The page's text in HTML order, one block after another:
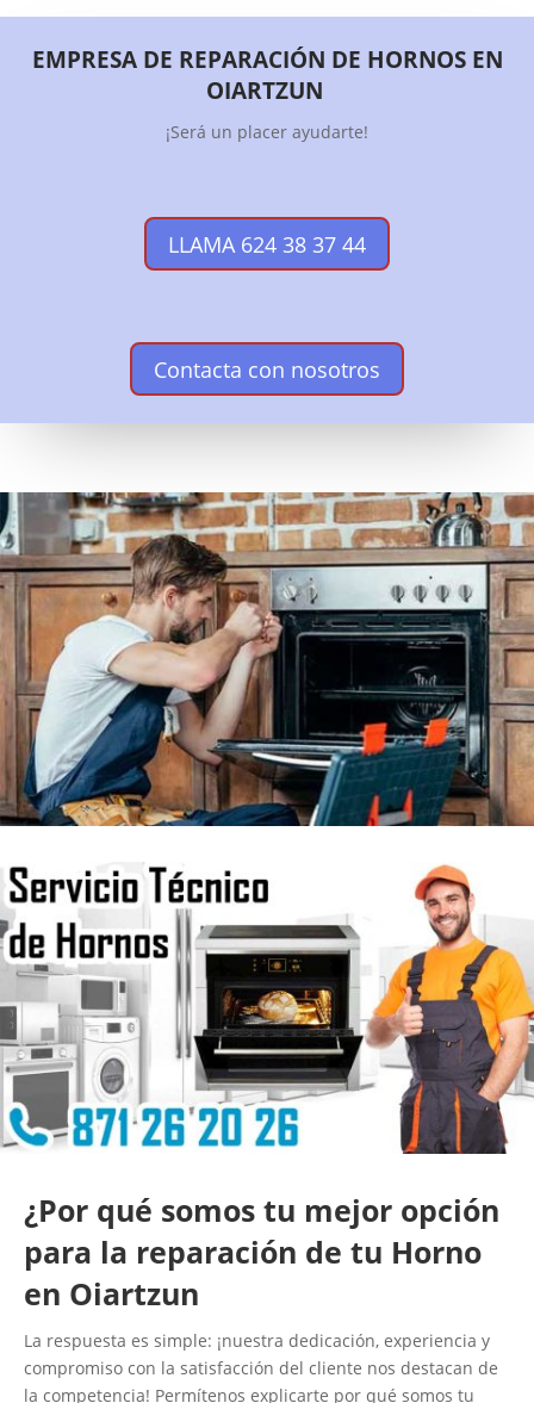
EMPRESA DE REPARACIÓN DE HORNOS EN
OIARTZUN
¡Será un placer ayudarte!
LLAMA 624 38 37 44
Contacta con nosotros
¿Por qué somos tu mejor opción
para la reparación de tu Horno
en Oiartzun
La respuesta es simple: ¡nuestra dedicación, experiencia y
compromiso con la satisfacción del cliente nos destacan de
la competencia! Permítenos explicarte por qué somos tu